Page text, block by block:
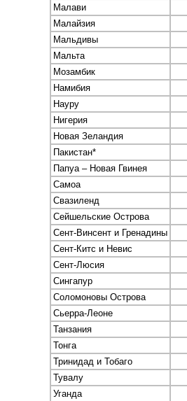
Малави
Малайзия
Мальдивы
Мальта
Мозамбик
Намибия
Науру
Нигерия
Новая Зеландия
Пакистан*
Папуа – Новая Гвинея
Самоа
Свазиленд
Сейшельские Острова
Сент-Винсент и Гренадины
Сент-Китс и Невис
Сент-Люсия
Сингапур
Соломоновы Острова
Сьерра-Леоне
Танзания
Тонга
Тринидад и Тобаго
Тувалу
Уганда